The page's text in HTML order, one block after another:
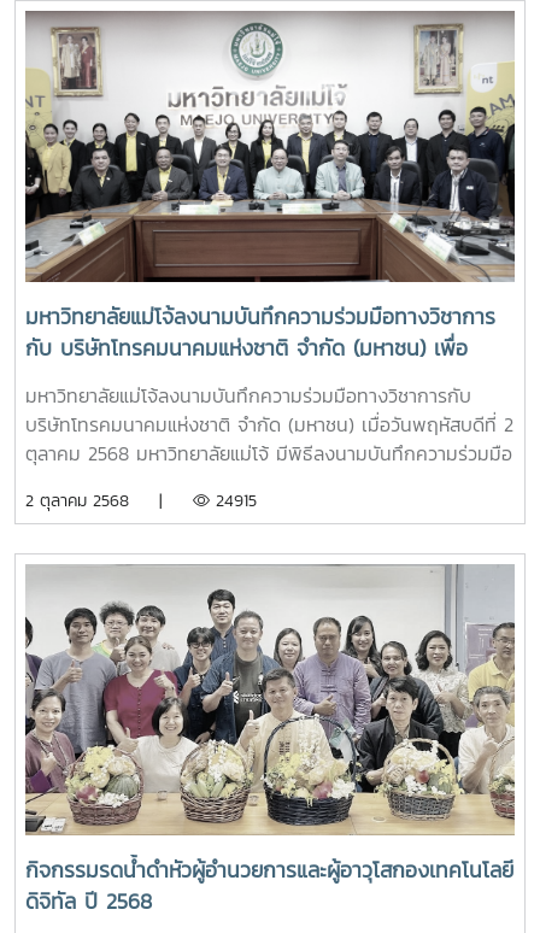
ประดิษฐ์" เพื่อส่งเสริมการประยุกต์ใช้เทคโนโลยีปัญญาประดิษฐ์
(Artificial Intelligence: AI) ในการบริหารงานและการจัดการ
เรียนการสอน โดยมุ่งสู่การเป็น "มหาวิทยาลัยแห่งชีวิตที่ทันสมัย
และยั่งยืน" ผ่านการใช้งาน Microsoft 365 Copilot อย่างมี
ประสิทธิภาพโอกาสนี้ได้รับเกียรติจาก ผู้ช่วยศาสตราจารย์
ดร.ประภากร ธาราฉาย รองอธิการบดีมหาวิทยาลัยแม่โจ้ เป็น
ประธานกล่าวเปิดโครงการ พร้อมเน้นย้ำถึงความสำคัญของ
การนำเทคโนโลยี AI มาประยุกต์ใช้เพื่อเพิ่มประสิทธิภาพการ
ปฏิบัติงาน การบริหารจัดการ และการพัฒนาคุณภาพการเรียน
การสอน ให้สอดรับกับการเปลี่ยนแปลงของโลกดิจิทัล การอบรม
ครั้งนี้มีคณาจารย์ของมหาวิทยาลัยแม่โจ้เข้าร่วม โดยได้รับความรู้
และแนวทางการประยุกต์ใช้ AI เพื่อสนับสนุนการจัดการเรียนการ
สอน การสร้างสื่อการเรียนรู้ ตลอดจนการเพิ่มประสิทธิภาพการ
ทำงานด้านวิชาการและการบริหาร ผ่านเครื่องมือ Microsoft 365
Copilotทั้งนี้ ได้รับเกียรติจาก คุณศุภวิชญ์ เขียวขจี จากบริษัท
ลานนาคอม จำกัด เป็นวิทยากรถ่ายทอดองค์ความรู้ พร้อมสาธิต
เกิดประโยชน์สูงสุดในการปฏิบัติงานจริง โครงการดังกล่าวจัดขึ้น
มหาวิทยาลัยแม่โจ้ โดยมีเป้าหมายเพื่อส่งเสริมศักยภาพของ
บุคลากรด้านการใช้เทคโนโลยีดิจิทัลและปัญญาประดิษฐ์ อันจะนำ
ไปสู่การยกระดับการบริหารจัดการและการจัดการศึกษาของ
มหาวิทยาลัยให้มีประสิทธิภาพ ทันสมัย และพร้อมรองรับการ
เปลี่ยนแปลงในยุคดิจิทัลอย่างยั่งยืน
มหาวิทยาลัยแม่โจ้ลงนามบันทึกความร่วมมือทางวิชาการ
กับ บริษัทโทรคมนาคมแห่งชาติ จำกัด (มหาชน) เพื่อ
พัฒนาระบบเครือข่ายสื่อสารโทรคมนาคมร่วมกัน
มหาวิทยาลัยแม่โจ้ลงนามบันทึกความร่วมมือทางวิชาการกับ
บริษัทโทรคมนาคมแห่งชาติ จำกัด (มหาชน) เมื่อวันพฤหัสบดีที่ 2
ตุลาคม 2568 มหาวิทยาลัยแม่โจ้ มีพิธีลงนามบันทึกความร่วมมือ
เพื่อพัฒนาระบบเครือข่ายสื่อสารโทรคมนาคมร่วมกัน โดยได้รับ
มหาวิทยาลัยแม่โจ้ และ นายธนากร ทองใบ ผู้ช่วยกรรมการผู้
จัดการใหญ่กลุ่มขายและปฏิบัติการลูกค้าภาคเหนือ บริษัท
โทรคมนาคมแห่งชาติ จำกัด (มหาชน) เป็นผู้แทนลงนามทั้งสอง
ฝ่าย ทั้งนี้ มีผู้บริหารของทั้งสองหน่วยงาน ร่วมเป็นพยาน ณ
ห้องประชุมรวงผึ้ง ชั้น 5 อาคารสำนักงานมหาวิทยาลัย
มหาวิทยาลัยแม่โจ้
2 ตุลาคม 2568 | 24915
กิจกรรมรดน้ำดำหัวผู้อำนวยการและผู้อาวุโสกองเทคโนโลยี
ดิจิทัล ปี 2568